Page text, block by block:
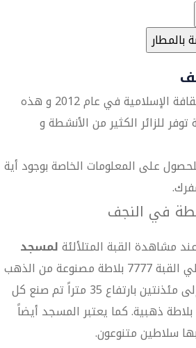
بالمطار
لقبت النجف بعاصمة الثقافة الإسلامية في عام 2012 و هذه
توفر للزائر الكثير من الأنشطة و
على المعلومات الخاصة بوجود أية
في النجف
مشاهدة القبة المتلألئةلمسجد
. تغطي القبة 7777 بلاطة مصنوعة من الذهب
الخالص بالإضافة إلى مئذنتين بارتفاع 35 متراً تم صنع كل
منهما من 40000 بلاطة ذهبية. كما يعتبر المسجد أيضاً
سلاطين متنوعون.